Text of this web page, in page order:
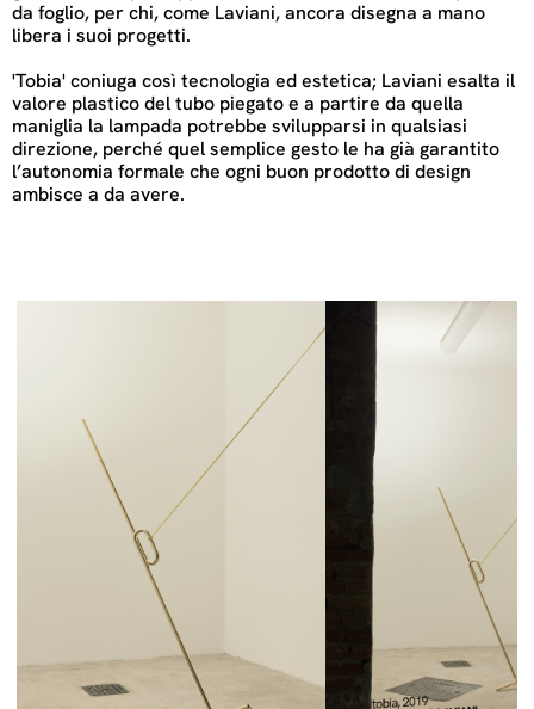
da foglio, per chi, come Laviani, ancora disegna a mano
libera i suoi progetti.
'Tobia' coniuga così tecnologia ed estetica; Laviani esalta il
valore plastico del tubo piegato e a partire da quella
maniglia la lampada potrebbe svilupparsi in qualsiasi
direzione, perché quel semplice gesto le ha già garantito
l’autonomia formale che ogni buon prodotto di design